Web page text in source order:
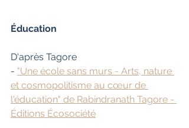
Éducation
D'après Tagore
- "Une école sans murs - Arts, nature
et cosmopolitisme au cœur de
l'éducation" de Rabindranath Tagore -
Éditions Écosociété